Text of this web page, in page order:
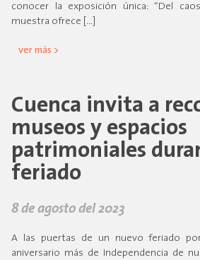
conocer la exposición única: “Del
muestra ofrece […]
ver más >
Cuenca invita a
museos y espacios
patrimoniales
feriado
8 de agosto del 2023
A las puertas de un nuevo feriado
aniversario más de Independencia de